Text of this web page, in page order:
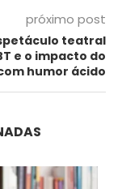
próximo post
teatral
e o impacto do
humor ácido